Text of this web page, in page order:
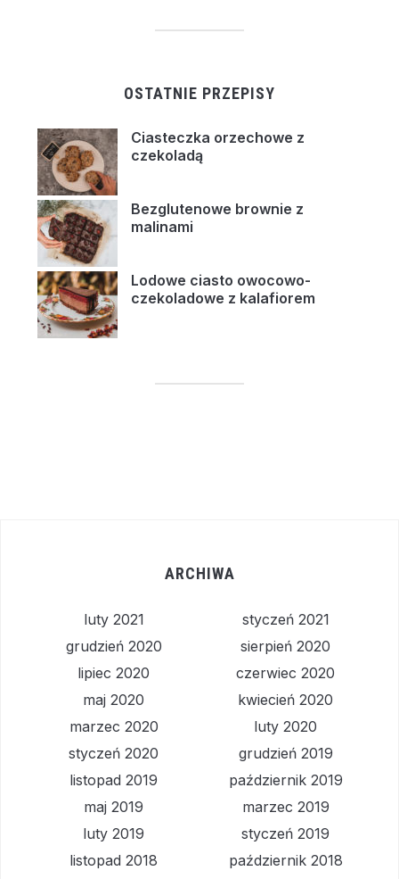
OSTATNIE PRZEPISY
Ciasteczka orzechowe z
czekoladą
Bezglutenowe brownie z
malinami
Lodowe ciasto owocowo-
czekoladowe z kalafiorem
ARCHIWA
luty 2021
styczeń 2021
grudzień 2020
sierpień 2020
lipiec 2020
czerwiec 2020
maj 2020
kwiecień 2020
marzec 2020
luty 2020
styczeń 2020
grudzień 2019
listopad 2019
październik 2019
maj 2019
marzec 2019
luty 2019
styczeń 2019
listopad 2018
październik 2018